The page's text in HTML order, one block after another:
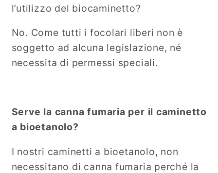
l’utilizzo del biocaminetto?
No. Come tutti i focolari liberi non è
soggetto ad alcuna legislazione, né
necessita di permessi speciali.
Serve la canna fumaria per il caminetto
a bioetanolo?
I nostri caminetti a bioetanolo, non
necessitano di canna fumaria perché la